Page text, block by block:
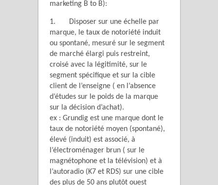
marketing B to B):
1. Disposer sur une échelle par
marque, le taux de notoriété induit
ou spontané, mesuré sur le segment
de marché élargi puis restreint,
croisé avec la légitimité, sur le
segment spécifique et sur la cible
client de l’enseigne ( en l’absence
d’études sur le poids de la marque
sur la décision d’achat).
ex : Grundig est une marque dont le
taux de notoriété moyen (spontané),
élevé (induit) est associé, à
l’électroménager brun ( sur le
magnétophone et la télévision) et à
l’autoradio (K7 et RDS) sur une cible
des plus de 50 ans plutôt ouest